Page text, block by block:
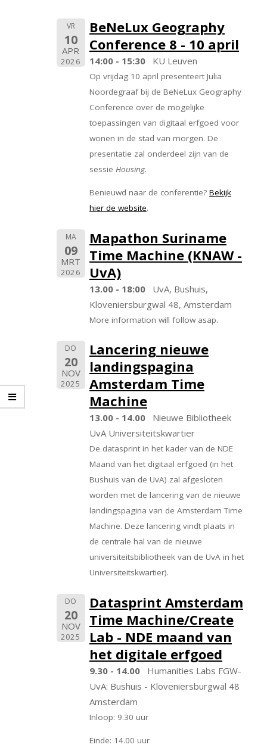
VR
10
APR
2026
BeNeLux Geography
Conference 8 - 10 april
14:00 - 15:30 KU Leuven
Op vrijdag 10 april presenteert Julia
Noordegraaf bij de BeNeLux Geography
Conference over de mogelijke
toepassingen van digitaal erfgoed voor
wonen in de stad van morgen. De
presentatie zal onderdeel zijn van de
sessie Housing.
Benieuwd naar de conferentie? Bekijk
hier de website.
MA
09
MRT
2026
Mapathon Suriname
Time Machine (KNAW -
UvA)
13.00 - 18:00
UvA, Bushuis,
Kloveniersburgwal 48, Amsterdam
More information will follow asap.
DO
20
NOV
2025
Lancering nieuwe
landingspagina
Amsterdam Time
Machine
13.00 - 14.00
Nieuwe Bibliotheek
UvA Universiteitskwartier
De datasprint in het kader van de NDE
Maand van het digitaal erfgoed (in het
Bushuis van de UvA) zal afgesloten
worden met de lancering van de nieuwe
landingspagina van de Amsterdam Time
Machine. Deze lancering vindt plaats in
de centrale hal van de nieuwe
universiteitsbibliotheek van de UvA in het
Universiteitskwartier).
DO
20
NOV
2025
Datasprint Amsterdam
Time Machine/Create
Lab - NDE maand van
het digitale erfgoed
9.30 - 14.00
Humanities Labs FGW-
UvA: Bushuis - Kloveniersburgwal 48
Amsterdam
Inloop: 9.30 uur
Einde: 14.00 uur